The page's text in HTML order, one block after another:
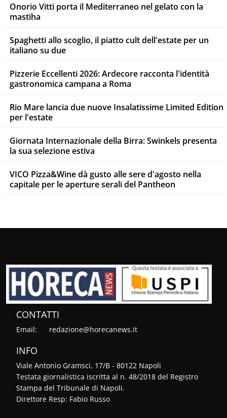
Onorio Vitti porta il Mediterraneo nel gelato con la
mastiha
Spaghetti allo scoglio, il piatto cult dell'estate per un
italiano su due
Pizzerie Eccellenti 2026: Ardecore racconta l'identità
gastronomica campana a Roma
Rio Mare lancia due nuove Insalatissime Limited Edition
per l'estate
Giornata Internazionale della Birra: Swinkels presenta
la sua selezione estiva
VICO Pizza&Wine dà gusto alle sere d'agosto nella
capitale per le aperture serali del Pantheon
CONTATTI
Email: redazione@horecanews.it
INFO
Viale Antonio Gramsci, 17/B - 80122 Napoli
Testata giornalistica iscritta al n. 48/2018 del Registro
Stampa del Tribunale di Napoli.
Direttore Resp: Fabio Russo